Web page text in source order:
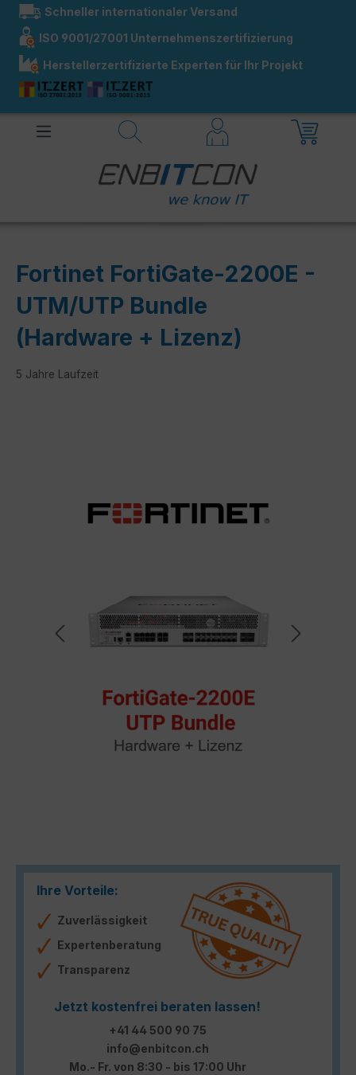
springen
Schneller internationaler Versand
ISO 9001/27001 Unternehmenszertifizierung
Herstellerzertifizierte Experten für Ihr Projekt
Fortinet FortiGate-2200E -
UTM/UTP Bundle
(Hardware + Lizenz)
5 Jahre Laufzeit
Ihre Vorteile:
Zuverlässigkeit
Expertenberatung
Transparenz
Jetzt kostenfrei beraten lassen!
+41 44 500 90 75
info@enbitcon.ch
Mo.- Fr. von 8:30 - bis 17:00 Uhr